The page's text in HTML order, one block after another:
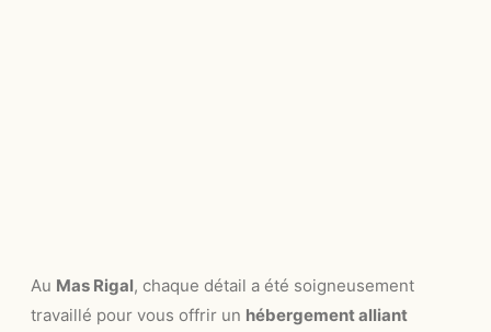
Au Mas Rigal, chaque détail a été soigneusement
travaillé pour vous offrir un hébergement alliant